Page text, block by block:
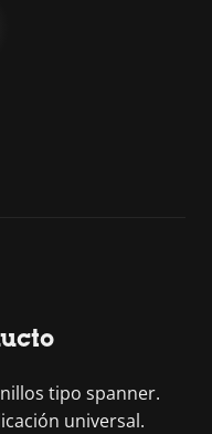
tipo spanner.
universal.